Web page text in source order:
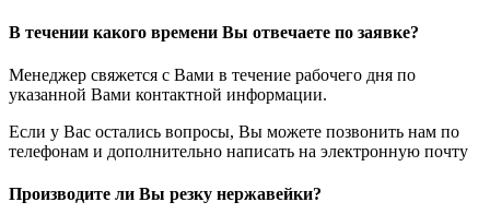
В течении какого времени Вы отвечаете по заявке?
Менеджер свяжется с Вами в течение рабочего дня по
указанной Вами контактной информации.
Если у Вас остались вопросы, Вы можете позвонить нам по
телефонам и дополнительно написать на электронную почту
Производите ли Вы резку нержавейки?